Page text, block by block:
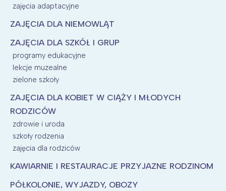
zajęcia adaptacyjne
ZAJĘCIA DLA NIEMOWLĄT
ZAJĘCIA DLA SZKÓŁ I GRUP
programy edukacyjne
lekcje muzealne
zielone szkoły
ZAJĘCIA DLA KOBIET W CIĄŻY I MŁODYCH
RODZICÓW
zdrowie i uroda
szkoły rodzenia
zajęcia dla rodziców
KAWIARNIE I RESTAURACJE PRZYJAZNE RODZINOM
PÓŁKOLONIE, WYJAZDY, OBOZY